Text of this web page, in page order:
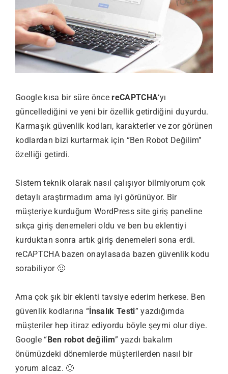
Google kısa bir süre öncereCAPTCHA‘yı
güncellediğini ve yeni bir özellik getirdiğini duyurdu.
Karmaşık güvenlik kodları, karakterler ve zor görünen
kodlardan bizi kurtarmak için “Ben Robot Değilim”
özelliği getirdi.
Sistem teknik olarak nasıl çalışıyor bilmiyorum çok
detaylı araştırmadım ama iyi görünüyor. Bir
müşteriye kurduğum WordPress site giriş paneline
sıkça giriş denemeleri oldu ve ben bu eklentiyi
kurduktan sonra artık giriş denemeleri sona erdi.
reCAPTCHA bazen onaylasada bazen güvenlik kodu
sorabiliyor 🙂
Ama çok şık bir eklenti tavsiye ederim herkese. Ben
güvenlik kodlarına “ İnsalık Testi” yazdığımda
müşteriler hep itiraz ediyordu böyle şeymi olur diye.
Google “ Ben robot değilim” yazdı bakalım
önümüzdeki dönemlerde müşterilerden nasıl bir
yorum alcaz. 🙂